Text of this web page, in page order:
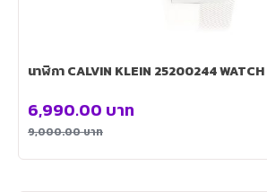
นาฬิกา CALVIN KLEIN 25200244
9,000.00บาท
6,990.00 บาท